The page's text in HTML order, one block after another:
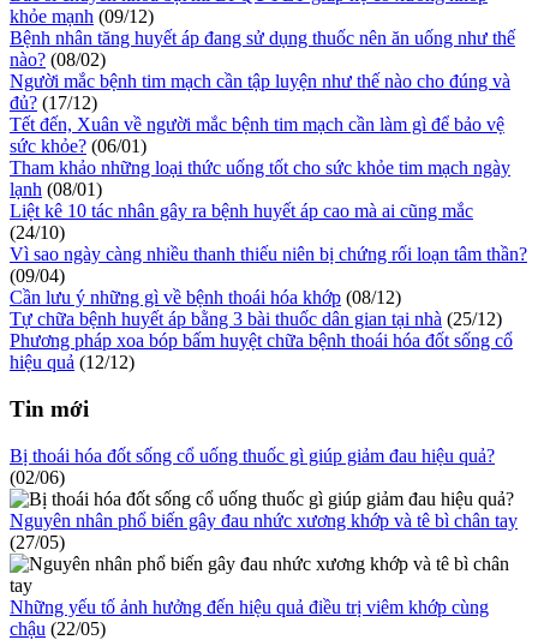
khỏe mạnh (09/12)
Bệnh nhân tăng huyết áp đang sử dụng thuốc nên ăn uống như thế
nào? (08/02)
Người mắc bệnh tim mạch cần tập luyện như thế nào cho đúng và
đủ? (17/12)
Tết đến, Xuân về người mắc bệnh tim mạch cần làm gì để bảo vệ
sức khỏe? (06/01)
Tham khảo những loại thức uống tốt cho sức khỏe tim mạch ngày
lạnh (08/01)
Liệt kê 10 tác nhân gây ra bệnh huyết áp cao mà ai cũng mắc
(24/10)
Vì sao ngày càng nhiều thanh thiếu niên bị chứng rối loạn tâm thần?
(09/04)
Cần lưu ý những gì về bệnh thoái hóa khớp (08/12)
Tự chữa bệnh huyết áp bằng 3 bài thuốc dân gian tại nhà (25/12)
Phương pháp xoa bóp bấm huyệt chữa bệnh thoái hóa đốt sống cổ
hiệu quả (12/12)
Tin mới
Bị thoái hóa đốt sống cổ uống thuốc gì giúp giảm đau hiệu quả?
(02/06)
Nguyên nhân phổ biến gây đau nhức xương khớp và tê bì chân tay
(27/05)
Những yếu tố ảnh hưởng đến hiệu quả điều trị viêm khớp cùng
chậu (22/05)